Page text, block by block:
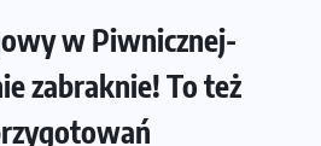
w Piwnicznej-
zabraknie! To też